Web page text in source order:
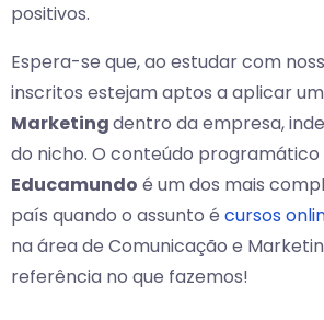
positivos.
Espera-se que, ao estudar com
inscritos estejam aptos a aplicar
Marketingdentro da empresa,
do nicho. O conteúdo programático
Educamundo é um dos mais
país quando o assunto é cursos
na área de Comunicação e
referência no que fazemos!